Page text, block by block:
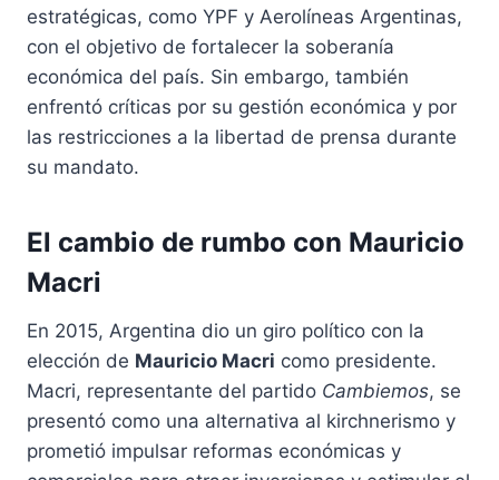
estratégicas, como YPF y Aerolíneas Argentinas,
con el objetivo de fortalecer la soberanía
económica del país. Sin embargo, también
enfrentó críticas por su gestión económica y por
las restricciones a la libertad de prensa durante
su mandato.
El cambio de rumbo con Mauricio
Macri
En 2015, Argentina dio un giro político con la
elección de Mauricio Macri como presidente.
Macri, representante del partido Cambiemos, se
presentó como una alternativa al kirchnerismo y
prometió impulsar reformas económicas y